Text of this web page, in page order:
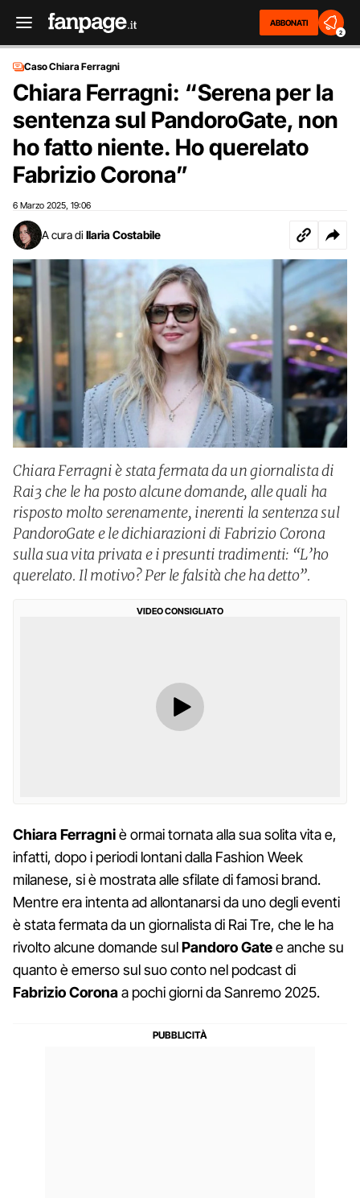
ABBONATI
2
Caso Chiara Ferragni
Chiara Ferragni: “Serena per la
sentenza sul PandoroGate, non
ho fatto niente. Ho querelato
Fabrizio Corona”
6 Marzo 2025 19:06
A cura di Ilaria Costabile
Chiara Ferragni è stata fermata da un giornalista di
Rai3 che le ha posto alcune domande, alle quali ha
risposto molto serenamente, inerenti la sentenza sul
PandoroGate e le dichiarazioni di Fabrizio Corona
sulla sua vita privata e i presunti tradimenti: “L’ho
querelato. Il motivo? Per le falsità che ha detto”.
VIDEO CONSIGLIATO
Chiara Ferragniè ormai tornata alla sua solita vita e,
infatti, dopo i periodi lontani dalla Fashion Week
milanese, si è mostrata alle sfilate di famosi brand.
Mentre era intenta ad allontanarsi da uno degli eventi
è stata fermata da un giornalista di Rai Tre, che le ha
rivolto alcune domande sulPandoro Gatee anche su
quanto è emerso sul suo conto nel podcast di
Fabrizio Coronaa pochi giorni da Sanremo 2025.